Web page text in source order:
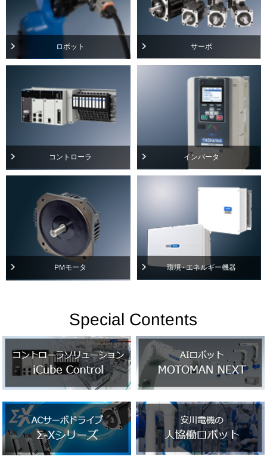
ロボット サーボ
コントローラ インバータ
PMモータ 環境・エネルギー機器
Special Contents